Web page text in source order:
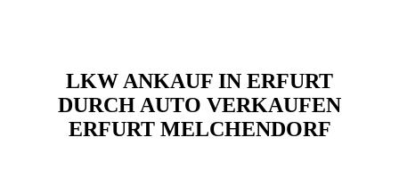
LKW ANKAUF IN ERFURT
DURCH AUTO VERKAUFEN
ERFURT MELCHENDORF